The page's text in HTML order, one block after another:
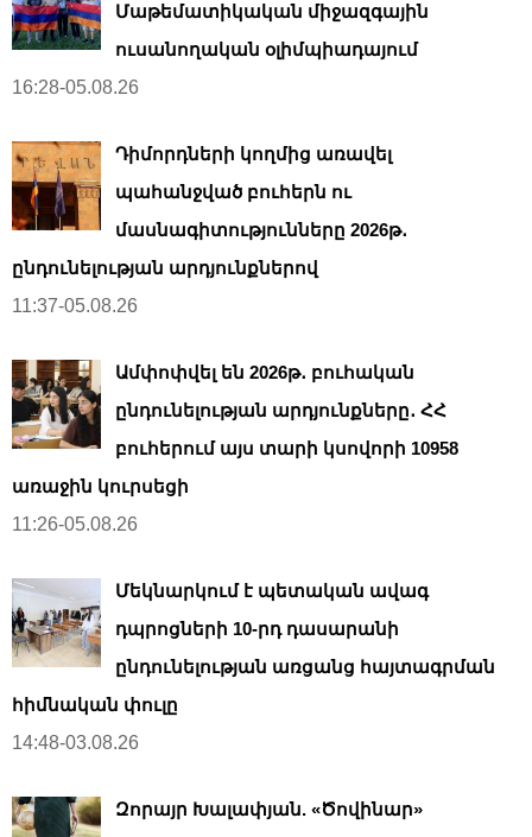
Մաթեմատիկական միջազգային
ուսանողական օլիմպիադայում
16:28-05.08.26
Դիմորդների կողմից առավել
պահանջված բուհերն ու
մասնագիտությունները 2026թ․
ընդունելության արդյունքներով
11:37-05.08.26
Ամփոփվել են 2026թ․ բուհական
ընդունելության արդյունքները․ ՀՀ
բուհերում այս տարի կսովորի 10958
առաջին կուրսեցի
11:26-05.08.26
Մեկնարկում է պետական ավագ
դպրոցների 10-րդ դասարանի
ընդունելության առցանց հայտագրման
հիմնական փուլը
14:48-03.08.26
Զորայր Խալափյան. «Ծովինար»